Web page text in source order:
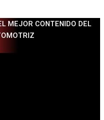
MEJOR CONTENIDO DEL